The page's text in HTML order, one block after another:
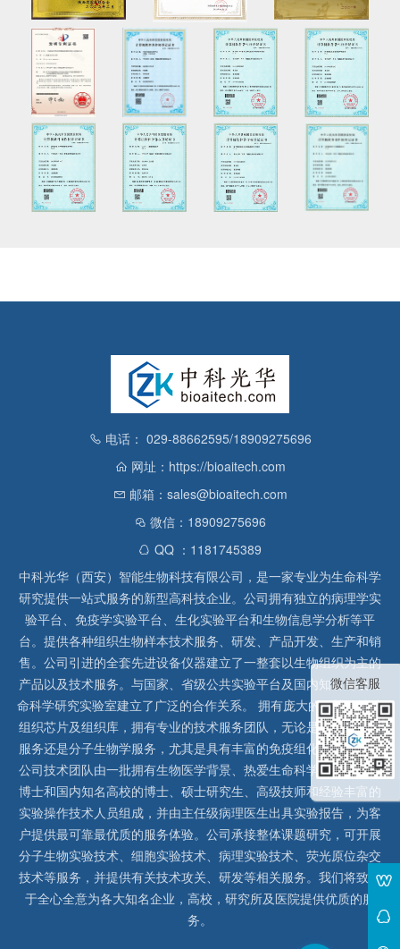
电话： 029-88662595/18909275696
网址：https://bioaitech.com
邮箱：sales@bioaitech.com
微信：18909275696
QQ ：1181745389
中科光华（西安）智能生物科技有限公司，是一家专业为生命科学
研究提供一站式服务的新型高科技企业。公司拥有独立的病理学实
验平台、免疫学实验平台、生化实验平台和生物信息学分析等平
台。提供各种组织生物样本技术服务、研发、产品开发、生产和销
售。公司引进的全套先进设备仪器建立了一整套以生物组织为主的
产品以及技术服务。与国家、省级公共实验平台及国内知名高校生
命科学研究实验室建立了广泛的合作关系。 拥有庞大的石蜡、冰冻
组织芯片及组织库，拥有专业的技术服务团队，无论是形态病理学
服务还是分子生物学服务，尤其是具有丰富的免疫组化实验经验，
公司技术团队由一批拥有生物医学背景、热爱生命科学研究的留美
博士和国内知名高校的博士、硕士研究生、高级技师和经验丰富的
实验操作技术人员组成，并由主任级病理医生出具实验报告，为客
户提供最可靠最优质的服务体验。公司承接整体课题研究，可开展
分子生物实验技术、细胞实验技术、病理实验技术、荧光原位杂交
技术等服务，并提供有关技术攻关、研发等相关服务。我们将致力
于全心全意为各大知名企业，高校，研究所及医院提供优质的服
务。
微信客服